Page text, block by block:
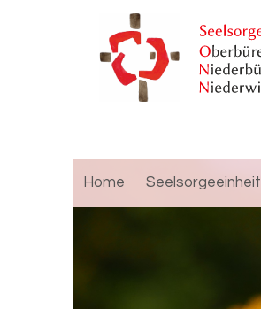
Home Seelsorgeeinheit